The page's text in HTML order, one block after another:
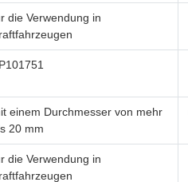
die Verwendung in
einem Durchmesser von mehr
20 mm
die Verwendung in